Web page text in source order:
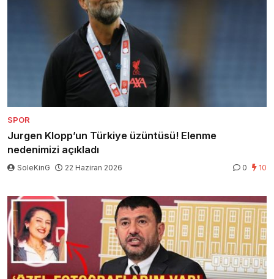
SPOR
Jurgen Klopp’un Türkiye üzüntüsü! Elenme
nedenimizi açıkladı
SoleKinG 22 Haziran 2026 0 10